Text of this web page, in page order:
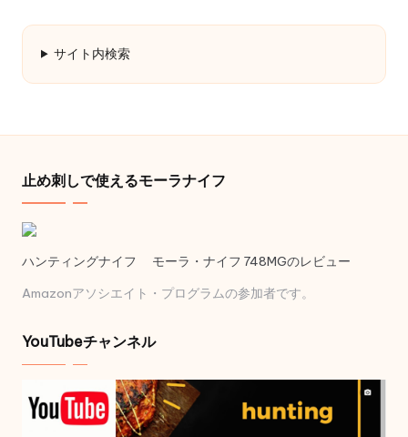
サイト内検索
止め刺しで使えるモーラナイフ
ハンティングナイフ モーラ・ナイフ 748MGのレビュー
Amazonアソシエイト・プログラムの参加者です。
YouTubeチャンネル